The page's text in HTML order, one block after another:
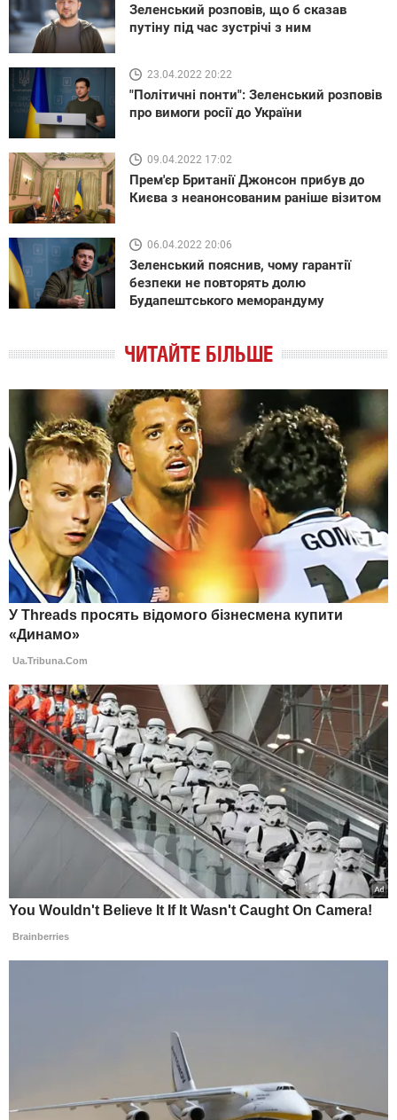
Зеленський розповів, що б сказав
путіну під час зустрічі з ним
23.04.2022 20:22
"Політичні понти": Зеленський розповів
про вимоги росії до України
09.04.2022 17:02
Прем'єр Британії Джонсон прибув до
Києва з неанонсованим раніше візитом
06.04.2022 20:06
Зеленський пояснив, чому гарантії
безпеки не повторять долю
Будапештського меморандуму
ЧИТАЙТЕ БІЛЬШЕ